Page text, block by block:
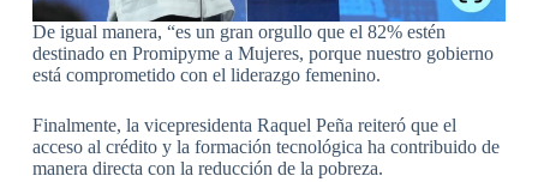
De igual manera, “es un gran orgullo que el 82% estén
destinado en Promipyme a Mujeres, porque nuestro gobierno
está comprometido con el liderazgo femenino.
Finalmente, la vicepresidenta Raquel Peña reiteró que el
acceso al crédito y la formación tecnológica ha contribuido de
manera directa con la reducción de la pobreza.